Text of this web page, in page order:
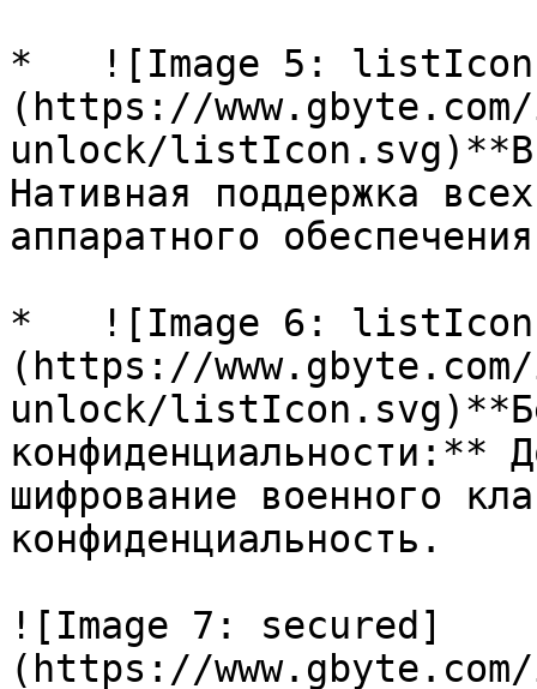
*   ![Image 5:
(https://
unlock/
Нативная поддержка
аппаратного
*   ![Image 6:
(https://
unlock/
конфиденциальности:**
шифрование военного
конфиденциальность.
![Image 7: secured]
(https://